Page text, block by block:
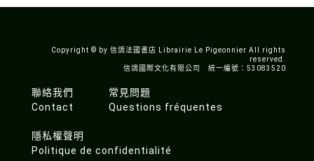
PRATIQUES.
Copyright © by 信鴿法國書店 Librairie Le Pigeonnier All rights
reserved.
信鴿國際文化有限公司 統一編號：53083520
聯絡我們
Contact
常見問題
Questions fréquentes
隱私權聲明
Politique de confidentialité